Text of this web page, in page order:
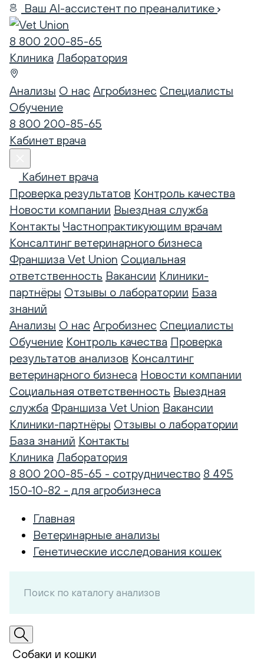
Ваш AI-ассистент по преаналитике
8 800 200-85-65
Клиника Лаборатория
Анализы О нас Агробизнес Специалисты
Обучение
8 800 200-85-65
Кабинет врача
Кабинет врача
Проверка результатов Контроль качества
Новости компании Выездная служба
Контакты Частнопрактикующим врачам
Консалтинг ветеринарного бизнеса
Франшиза Vet Union Социальная
ответственность Вакансии Клиники-
партнёры Отзывы о лаборатории База
знаний
Анализы О нас Агробизнес Специалисты
Обучение Контроль качества Проверка
результатов анализов Консалтинг
ветеринарного бизнеса Новости компании
Социальная ответственность Выездная
служба Франшиза Vet Union Вакансии
Клиники-партнёры Отзывы о лаборатории
База знаний Контакты
Клиника Лаборатория
8 800 200-85-65 - сотрудничество 8 495
150-10-82 - для агробизнеса
Главная
Ветеринарные анализы
Генетические исследования кошек
Собаки и кошки